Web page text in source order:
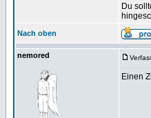
Du
Nach oben
nemored
Einen